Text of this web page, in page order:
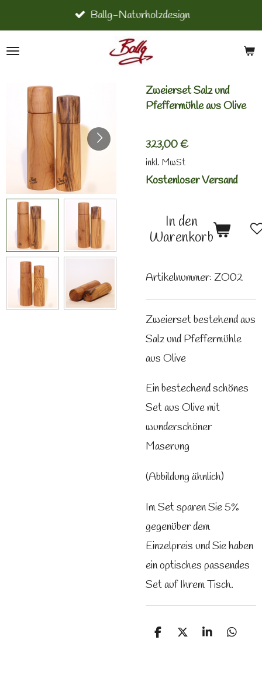
Hauptinhalt
springen
Ballg-Naturholzdesign
Zweierset Salz und
Pfeffermühle aus Olive
323,00 €
inkl. MwSt
Kostenloser Versand
In den
Warenkorb
Artikelnummer: ZO02
Zweierset bestehend aus
Salz und Pfeffermühle
aus Olive
Ein bestechend schönes
Set aus Olive mit
wunderschöner
Maserung
(Abbildung ähnlich)
Im Set sparen Sie 5%
gegenüber dem
Einzelpreis und Sie haben
ein optisches passendes
Set auf Ihrem Tisch.
T
T
T
T